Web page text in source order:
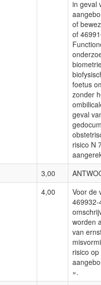
in geval
of
of
foetus
zonder
geval
risico N
3,00
4,00
Voor de
worden
van
risico
».